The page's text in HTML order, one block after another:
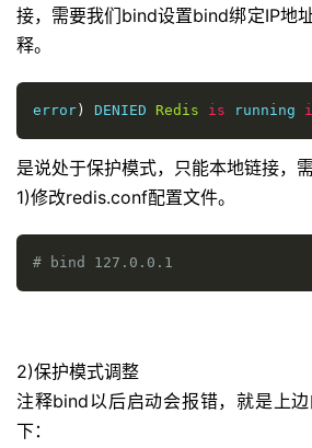
接，需要我们bind设置bind绑定IP地
释。
error ) DENIED Redis is running
是说处于保护模式，只能本地链接，
1)修改redis.conf配置文件。
# bind 127.0.0.1
2)保护模式调整
注释bind以后启动会报错，就是上
下：